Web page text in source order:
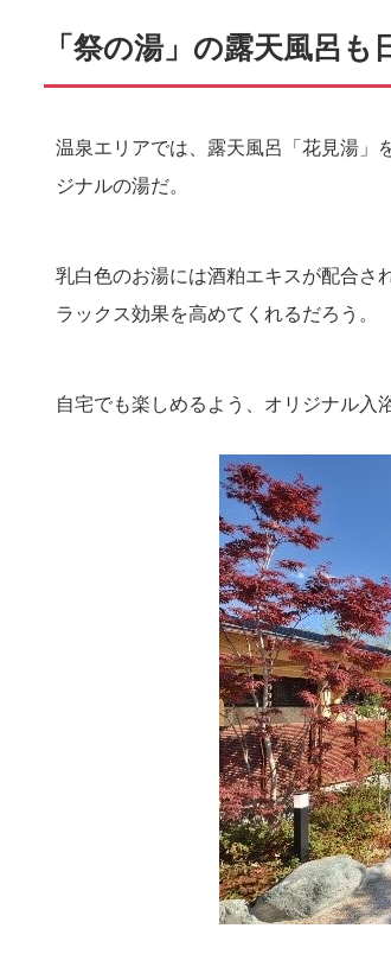
「祭の湯」の露天風呂
温泉エリアでは、露天風呂「花見湯」
ジナルの湯だ。
乳白色のお湯には酒粕エキスが配合さ
ラックス効果を高めてくれるだろう。
自宅でも楽しめるよう、オリジナル入